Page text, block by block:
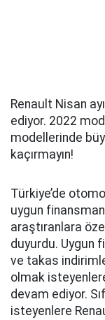
Renault Nisan
ediyor. 2022
modellerinde
kaçırmayın!
Türkiye’de
uygun
araştıranlara
duyurdu. Uygun
ve takas
olmak
devam ediyor.
isteyenlere